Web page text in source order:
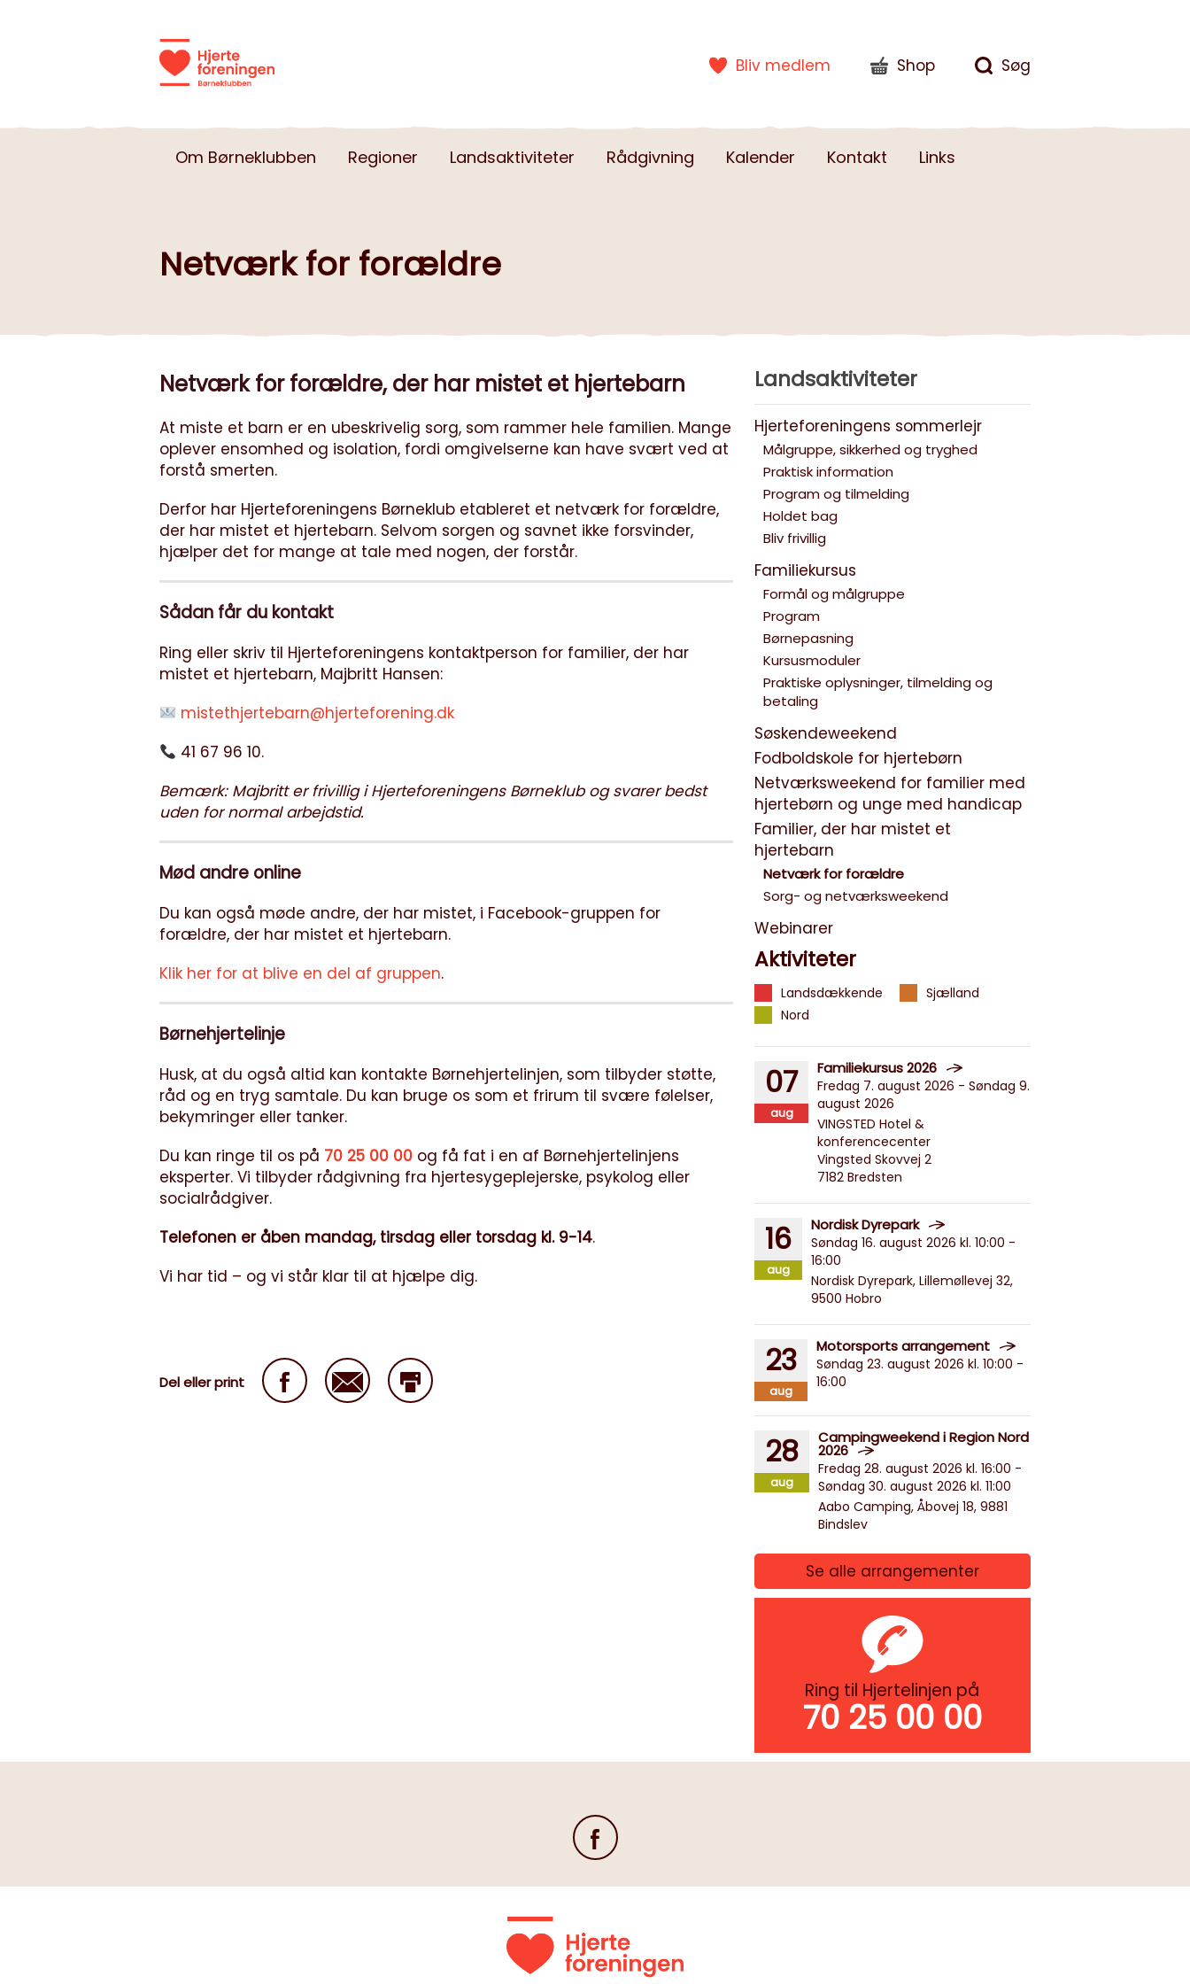
Bliv medlem Shop Søg
Om Børneklubben Regioner Landsaktiviteter Rådgivning Kalender Kontakt Links
Netværk for forældre
Netværk for forældre, der har mistet et hjertebarn
At miste et barn er en ubeskrivelig sorg, som rammer hele familien. Mange
oplever ensomhed og isolation, fordi omgivelserne kan have svært ved at
forstå smerten.
Derfor har Hjerteforeningens Børneklub etableret et netværk for forældre,
der har mistet et hjertebarn. Selvom sorgen og savnet ikke forsvinder,
hjælper det for mange at tale med nogen, der forstår.
Sådan får du kontakt
Ring eller skriv til Hjerteforeningens kontaktperson for familier, der har
mistet et hjertebarn, Majbritt Hansen:
mistethjertebarn@hjerteforening.dk
41 67 96 10.
Bemærk: Majbritt er frivillig i Hjerteforeningens Børneklub og svarer bedst
uden for normal arbejdstid.
Mød andre online
Du kan også møde andre, der har mistet, i Facebook-gruppen for
forældre, der har mistet et hjertebarn.
Klik her for at blive en del af gruppen.
Børnehjertelinje
Husk, at du også altid kan kontakte Børnehjertelinjen, som tilbyder støtte,
råd og en tryg samtale. Du kan bruge os som et frirum til svære følelser,
bekymringer eller tanker.
Du kan ringe til os på 70 25 00 00 og få fat i en af Børnehjertelinjens
eksperter. Vi tilbyder rådgivning fra hjertesygeplejerske, psykolog eller
socialrådgiver.
Telefonen er åben mandag, tirsdag eller torsdag kl. 9-14.
Vi har tid – og vi står klar til at hjælpe dig.
Del eller print
Landsaktiviteter
Hjerteforeningens sommerlejr
Målgruppe, sikkerhed og tryghed
Praktisk information
Program og tilmelding
Holdet bag
Bliv frivillig
Familiekursus
Formål og målgruppe
Program
Børnepasning
Kursusmoduler
Praktiske oplysninger, tilmelding og
betaling
Søskendeweekend
Fodboldskole for hjertebørn
Netværksweekend for familier med
hjertebørn og unge med handicap
Familier, der har mistet et
hjertebarn
Netværk for forældre
Sorg- og netværksweekend
Webinarer
Aktiviteter
Landsdækkende
Nord
Sjælland
07
aug
Familiekursus 2026
Fredag 7. august 2026 - Søndag 9.
august 2026
VINGSTED Hotel &
konferencecenter
Vingsted Skovvej 2
7182 Bredsten
16
aug
Nordisk Dyrepark
Søndag 16. august 2026 kl. 10:00 -
16:00
Nordisk Dyrepark, Lillemøllevej 32,
9500 Hobro
23
aug
Motorsports arrangement
Søndag 23. august 2026 kl. 10:00 -
16:00
28
aug
Campingweekend i Region Nord
2026
Fredag 28. august 2026 kl. 16:00 -
Søndag 30. august 2026 kl. 11:00
Aabo Camping, Åbovej 18, 9881
Bindslev
Se alle arrangementer
Ring til Hjertelinjen på
70 25 00 00